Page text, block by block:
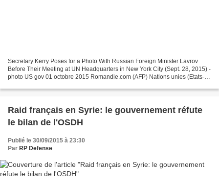
Secretary Kerry Poses for a Photo With Russian Foreign Minister Lavrov
Before Their Meeting at UN Headquarters in New York City (Sept. 28, 2015) -
photo US gov 01 octobre 2015 Romandie.com (AFP) Nations unies (Etats-
Raid français en Syrie: le gouvernement réfute
le bilan de l'OSDH
Publié le 30/09/2015 à 23:30
Par RP Defense